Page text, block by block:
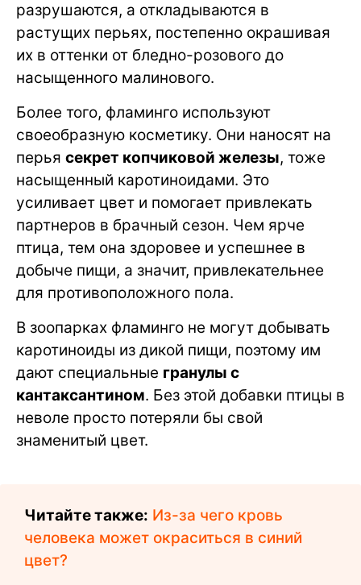
разрушаются, а откладываются в
растущих перьях, постепенно окрашивая
их в оттенки от бледно-розового до
насыщенного малинового.
Более того, фламинго используют
своеобразную косметику. Они наносят на
перья секрет копчиковой железы, тоже
насыщенный каротиноидами. Это
усиливает цвет и помогает привлекать
партнеров в брачный сезон. Чем ярче
птица, тем она здоровее и успешнее в
добыче пищи, а значит, привлекательнее
для противоположного пола.
В зоопарках фламинго не могут добывать
каротиноиды из дикой пищи, поэтому им
дают специальные гранулы с
кантаксантином. Без этой добавки птицы в
неволе просто потеряли бы свой
знаменитый цвет.
Читайте также: Из-за чего кровь
человека может окраситься в синий
цвет?